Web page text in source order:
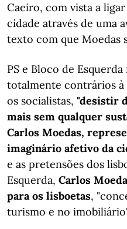
Caeiro, com vista a
cidade através de uma
texto com que Moedas
PS e Bloco de
totalmente contrários à
os socialistas, "desistir
mais sem qualquer
Carlos Moedas,
imaginário afetivo da
e as pretensões dos
Esquerda, Carlos
para os lisboetas,
turismo e no